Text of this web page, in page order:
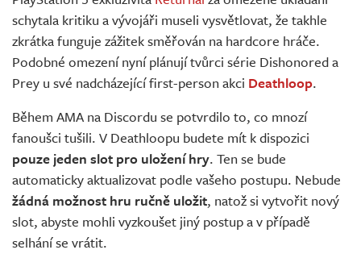
Živě
schytala kritiku a vývojáři museli vysvětlovat, že takhle
zkrátka funguje zážitek směřován na hardcore hráče.
Podobné omezení nyní plánují tvůrci série Dishonored a
Prey u své nadcházející first-person akci Deathloop.
Během AMA na Discordu se potvrdilo to, co mnozí
fanoušci tušili. V Deathloopu budete mít k dispozici
pouze jeden slot pro uložení hry. Ten se bude
automaticky aktualizovat podle vašeho postupu. Nebude
žádná možnost hru ručně uložit, natož si vytvořit nový
slot, abyste mohli vyzkoušet jiný postup a v případě
selhání se vrátit.